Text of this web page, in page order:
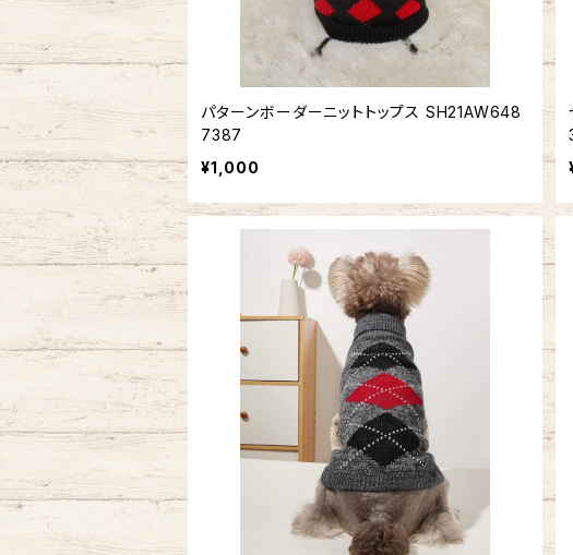
パターンボーダーニットトップス SH21AW648
7387
¥1,000